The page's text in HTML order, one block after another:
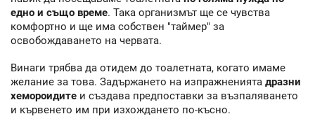
едно и също време. Така организмът ще се чувства
комфортно и ще има собствен "таймер" за
освобождаването на червата.
Винаги трябва да отидем до тоалетната, когато имаме
желание за това. Задържането на изпражненията дразни
хемороидите и създава предпоставки за възпаляването
и кървенето им при изхождането по-късно.